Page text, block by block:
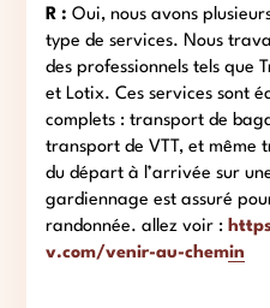
R :Oui, nous avons
type de services. Nous
des professionnels tels que
et Lotix. Ces services sont
complets : transport de
transport de VTT, et même
du départ à l’arrivée sur
gardiennage est assuré
randonnée. allez voir :
v.com/venir-au-chemin